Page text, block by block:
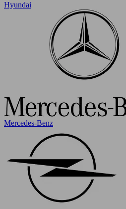
Hyundai
Mercedes-Benz